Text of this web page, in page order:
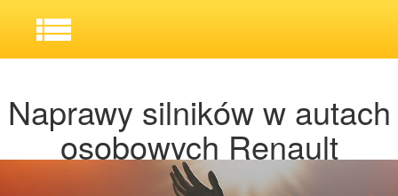
Naprawy silników w autach
osobowych Renault